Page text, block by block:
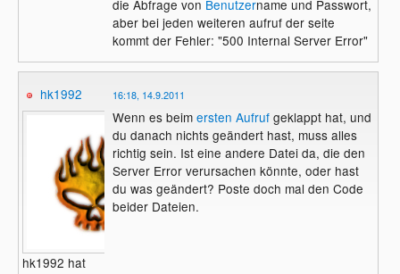
an.
die Abfrage von Benutzername und Passwort,
aber bei jeden weiteren aufruf der seite
kommt der Fehler: "500 Internal Server Error"
hk1992
hk1992 hat
16:18, 14.9.2011
Wenn es beim ersten Aufrufgeklappt hat, und
du danach nichts geändert hast, muss alles
richtig sein. Ist eine andere Datei da, die den
Server Error verursachen könnte, oder hast
du was geändert? Poste doch mal den Code
beider Dateien.